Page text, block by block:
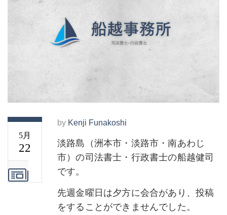
5月
22
by Kenji Funakoshi
淡路島（洲本市・淡路市・南あわじ
市）の司法書士・行政書士の船越健司
です。
先週金曜日は夕方に会合があり、投稿
をすることができませんでした。